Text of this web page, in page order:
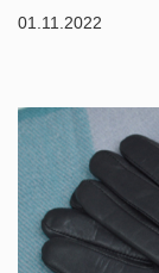
01.11.2022